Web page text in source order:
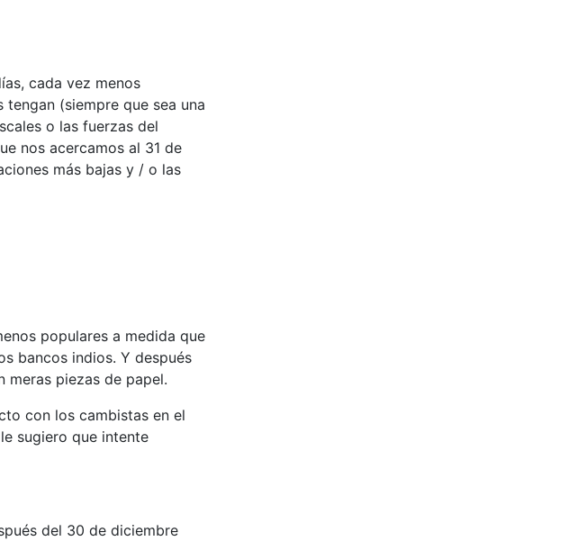
cada vez menos
(siempre que sea una
o las fuerzas del
nos acercamos al 31 de
más bajas y / o las
populares a medida que
bancos indios. Y después
meras piezas de papel.
con los cambistas en el
sugiero que intente
del 30 de diciembre